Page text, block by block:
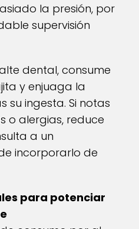
la presión, por
supervisión
dental, consume
y enjuaga la
ingesta. Si notas
o alergias, reduce
a un
incorporarlo de
para potenciar